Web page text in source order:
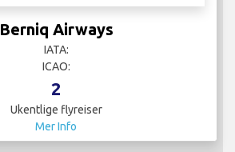
Berniq Airways
IATA:
ICAO:
2
Ukentlige flyreiser
Mer Info